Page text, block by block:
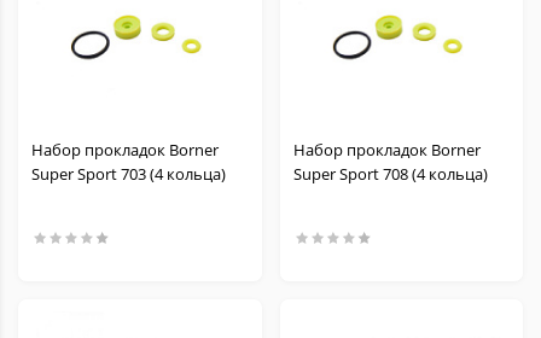
Набор прокладок Borner
Super Sport 703 (4 кольца)
Набор прокладок Borner
Super Sport 708 (4 кольца)